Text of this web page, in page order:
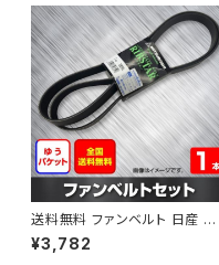
送料無料 ファンベルト 日産 キ
ューブ 型式Z12 H20.11～H24.
10 （国内トップメーカー） 1本 H
¥3,782